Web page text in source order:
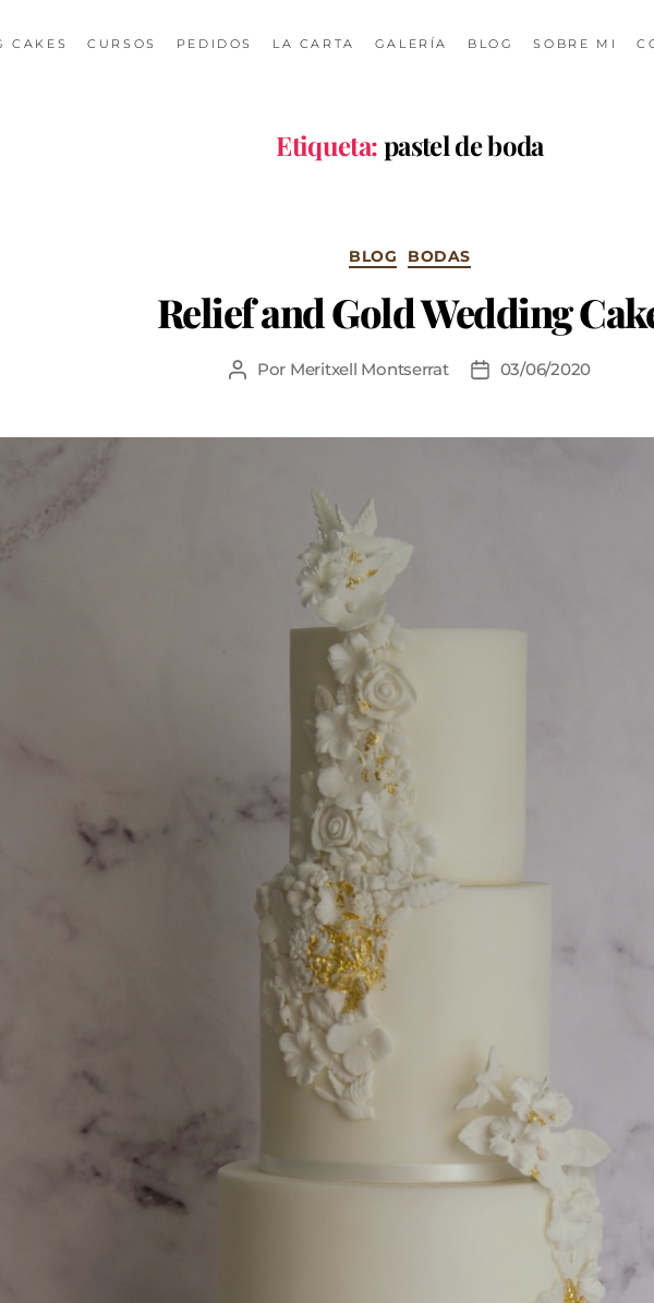
CAKES CURSOS PEDIDOS LA CARTA GALERÍA BLOG SOBRE MI
Etiqueta:pastel de boda
BLOG BODAS
Relief and Gold Wedding
Por Meritxell Montserrat 03/06/2020